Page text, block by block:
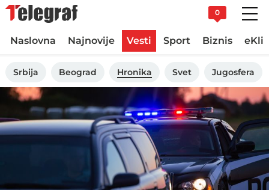
0
Naslovna Najnovije Vesti Sport Biznis
Srbija Beograd Hronika Svet Jugosfera